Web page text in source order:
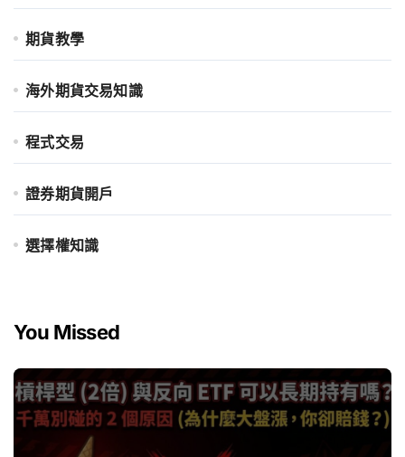
期貨教學
海外期貨交易知識
程式交易
證券期貨開戶
選擇權知識
You Missed